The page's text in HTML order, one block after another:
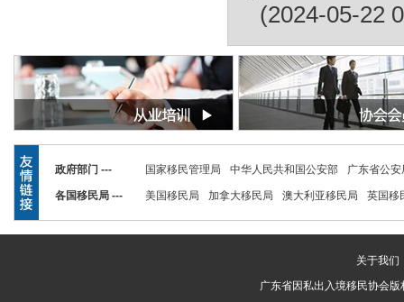
(2024-05-22
政府部门 --- 国家移民管理局 中华人民共和国公安部 广东省公
各国移民局 --- 美国移民局 加拿大移民局 澳大利亚移民局 英国移
关于我们
广东省因私出入境移民协会